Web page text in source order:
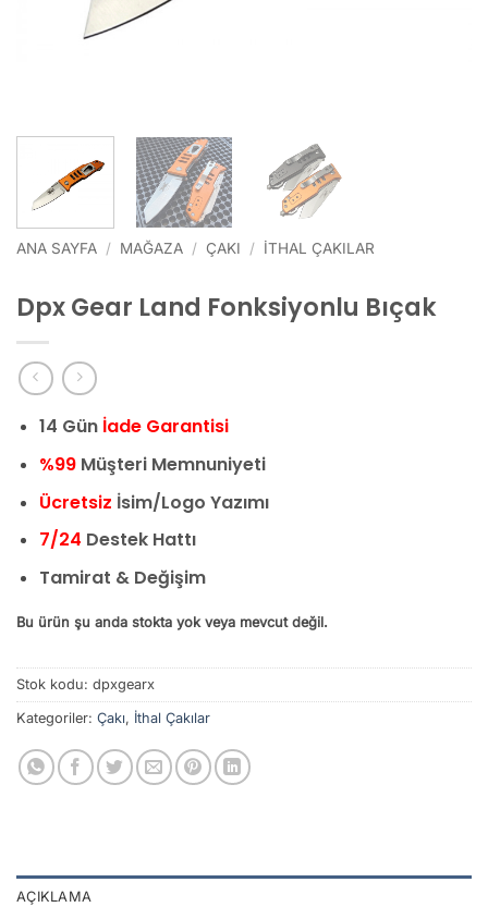
ANA SAYFA / MAĞAZA / ÇAKI / İTHAL ÇAKILAR
Dpx Gear Land Fonksiyonlu Bıçak
14 Gün İade Garantisi
%99Müşteri Memnuniyeti
Ücretsiz İsim/Logo Yazımı
7/24 Destek Hattı
Tamirat & Değişim
Bu ürün şu anda stokta yok veya mevcut değil.
Stok kodu: dpxgearx
Kategoriler: Çakı, İthal Çakılar
AÇIKLAMA